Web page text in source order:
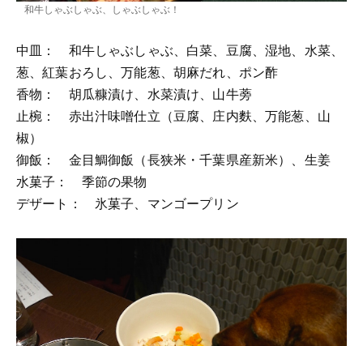
和牛しゃぶしゃぶ、しゃぶしゃぶ！
中皿： 和牛しゃぶしゃぶ、白菜、豆腐、湿地、水菜、
葱、紅葉おろし、万能葱、胡麻だれ、ポン酢
香物： 胡瓜糠漬け、水菜漬け、山牛蒡
止椀： 赤出汁味噌仕立（豆腐、庄内麩、万能葱、山
椒）
御飯： 金目鯛御飯（長狭米・千葉県産新米）、生姜
水菓子： 季節の果物
デザート： 氷菓子、マンゴープリン